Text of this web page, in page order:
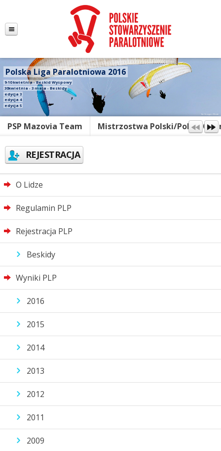
Polska Liga Paralotniowa 2016
9-10 kwietnia - Beskid Wyspowy
30kwietnia - 3 maja - Beskidy
edycja 3
edycja 4
fot. Grzegorz Misiak
edycja 5
PSP Mazovia Team Mistrzostwa Polski/Polish
REJESTRACJA
O Lidze
Regulamin PLP
Rejestracja PLP
Beskidy
Wyniki PLP
2016
2015
2014
2013
2012
2011
2009